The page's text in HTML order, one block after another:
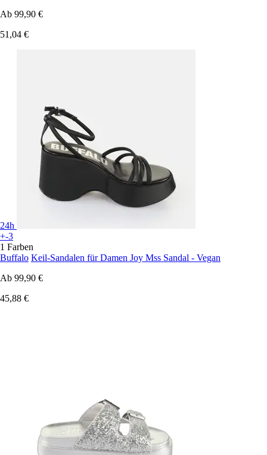
Ab 99,90 €
51,04 €
24h
+-3
1 Farben
Buffalo Keil-Sandalen für Damen Joy Mss Sandal - Vegan
Ab 99,90 €
45,88 €